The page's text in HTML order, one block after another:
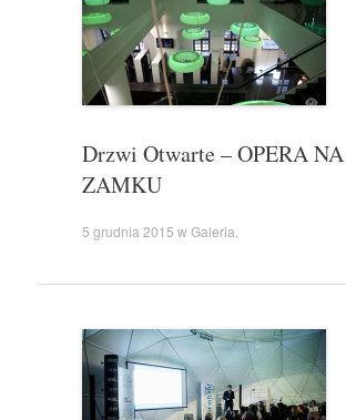
Drzwi Otwarte – OPERA NA
ZAMKU
5 grudnia 2015 wGaleria